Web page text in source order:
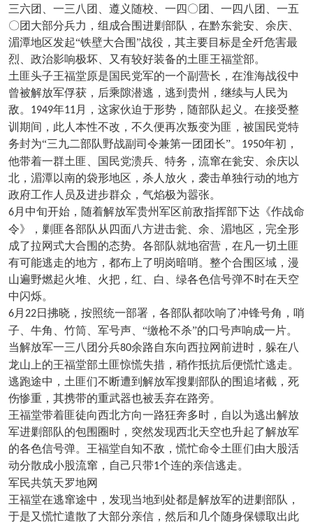
三六团、一三八团、遵义随校、一四〇团、一四八团、一五
〇团大部分兵力，组成合围进剿部队，在黔东瓮安、余庆、
湄潭地区发起“铁壁大合围”战役，其主要目标是全歼危害最
烈、政治影响极坏、又有较好装备的土匪王福堂部。
土匪头子王福堂原是国民党军的一个副营长，在淮海战役中
曾被解放军俘获，后乘隙潜逃，逃到贵州，继续与人民为
敌。 1949年11月，这家伙迫于形势，随部队起义。在接受整
训期间，此人本性不改，不久便再次叛变为匪，被国民党特
务封为“三九二部队野战副司令兼第一团团长”。 1950年初，
他带着一群土匪、国民党溃兵、特务，流窜在瓮安、余庆以
北，湄潭以南的袋形地区，杀人放火，袭击单独行动的地方
政府工作人员及进步群众，气焰极为嚣张。
6月中旬开始，随着解放军贵州军区前敌指挥部下达《作战命
令》，剿匪各部队从四面八方进击瓮、余、湄地区，完全形
成了拉网式大合围的态势。各部队就地宿营，在凡一切土匪
有可能逃走的地方，都布上了明岗暗哨。整个合围区域，漫
山遍野燃起火堆、火把，红、白、绿各色信号弹不时在天空
中闪烁。
6月 22日拂晓，按照统一部署，各部队都吹响了冲锋号角，哨
子、牛角、竹筒、军号声、“缴枪不杀”的口号声响成一片。
当解放军一三八团分兵80余路自东向西拉网前进时，躲在八
龙山上的王福堂部土匪惊慌失措，稍作抵抗后便慌忙逃走。
逃跑途中，土匪们不断遭到解放军搜剿部队的围追堵截，死
伤惨重，其携带的重武器也被丢弃在路旁。
王福堂带着匪徒向西北方向一路狂奔多时，自以为逃出解放
军进剿部队的包围圈时，突然发现西北天空也升起了解放军
的各色信号弹。王福堂自知不敌，慌忙命令土匪们由大股活
动分散成小股流窜，自己只带1个连的亲信逃走。
军民共筑天罗地网
王福堂在逃窜途中，发现当地到处都是解放军的进剿部队，
于是又慌忙遣散了大部分亲信，然后和几个随身保镖取出此